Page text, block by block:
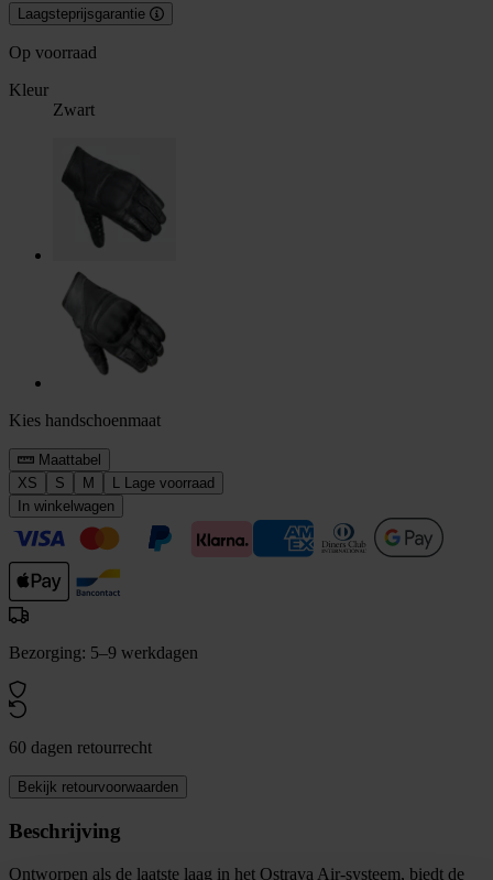
Laagsteprijsgarantie
Op voorraad
Kleur
Zwart
Kies handschoenmaat
Maattabel
XS
S M L Lage voorraad
In winkelwagen
Bezorging: 5–9 werkdagen
60 dagen retourrecht
Bekijk retourvoorwaarden
Beschrijving
Ontworpen als de laatste laag in het Ostrava Air-systeem, biedt de